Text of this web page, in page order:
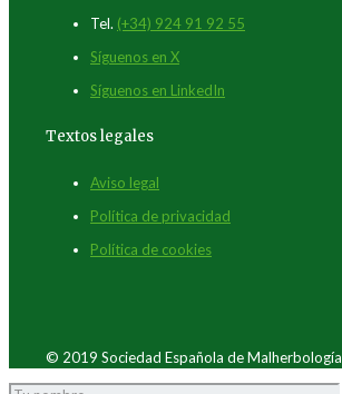
Tel. (+34) 924 91 92 55
Síguenos en X
Síguenos en LinkedIn
Textos legales
Aviso legal
Política de privacidad
Política de cookies
© 2019 Sociedad Española de Malherbología